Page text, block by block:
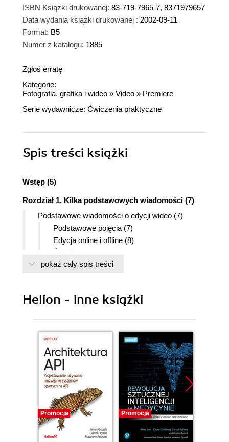
ISBN Książki drukowanej: 83-719-7965-7, 8371979657
Data wydania książki drukowanej : 2002-09-11
Format: B5
Numer z katalogu: 1885
Zgłoś erratę
Kategorie:
Fotografia, grafika i wideo » Video » Premiere
Serie wydawnicze: Ćwiczenia praktyczne
Spis treści książki
Wstęp (5)
Rozdział 1. Kilka podstawowych wiadomości (7)
Podstawowe wiadomości o edycji wideo (7)
Podstawowe pojęcia (7)
Edycja online i offline (8)
Ścieżki edycyjne (9)
Przebieg typowego procesu edycyjnego (10)
Rozdział 2. Parametry projektu i preferencje
Definiowanie parametrów projektu (14)
Definiowanie preferencji programu (23)
Rozdział 3. Import materiałów źródłowych i
zarządzanie nimi (27)
Proces importu (27)
Import klipów wideo (27)
Import plików dźwiękowych (30)
Import obrazów nieruchomych (31)
pokaż cały spis treści
Helion - inne książki
Promocja Promocja